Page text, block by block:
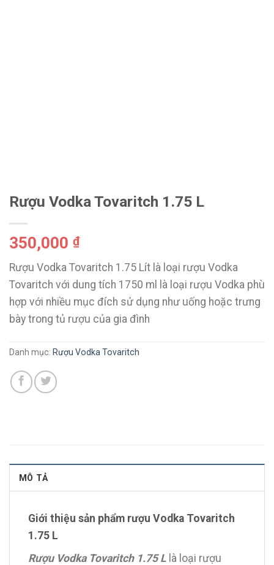
Rượu Vodka Tovaritch 1.75 L
350,000 ₫
Rượu Vodka Tovaritch 1.75 Lít là loại rượu Vodka
Tovaritch với dung tích 1750 ml là loại rượu Vodka phù
hợp với nhiều mục đích sử dụng như uống hoặc trưng
bày trong tủ rượu của gia đình
Danh mục: Rượu Vodka Tovaritch
MÔ TẢ
Giới thiệu sản phẩm rượu Vodka Tovaritch
1.75 L
Rượu Vodka Tovaritch 1.75 L là loại rượu